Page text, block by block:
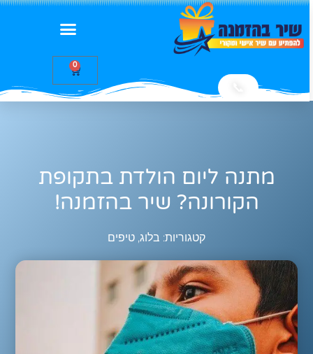
0
מתנה ליום הולדת בתקופת
הקורונה? שיר בהזמנה!
קטגוריות: בלוג, טיפים